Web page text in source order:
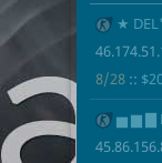
173★
8/28 ::
174▅ ▆ ▇